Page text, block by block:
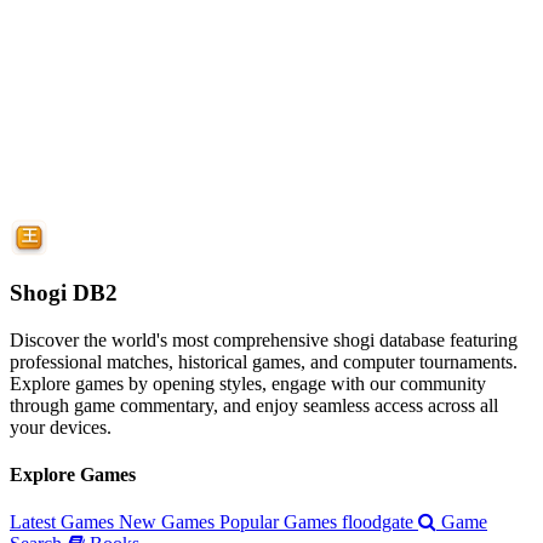
Shogi DB2
Discover the world's most comprehensive shogi database featuring
professional matches, historical games, and computer tournaments.
Explore games by opening styles, engage with our community
through game commentary, and enjoy seamless access across all
your devices.
Explore Games
Latest Games New Games Popular Games floodgate
Game